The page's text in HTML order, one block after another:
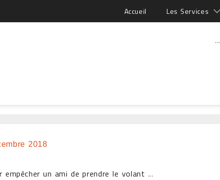
Accueil Les Services
...
2018
un ami de prendre le volant ...